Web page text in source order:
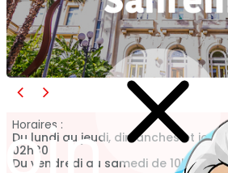
Horaires :
Du lundi au jeudi, dimanches et
02h30
Du vendredi au samedi de 10h00 à